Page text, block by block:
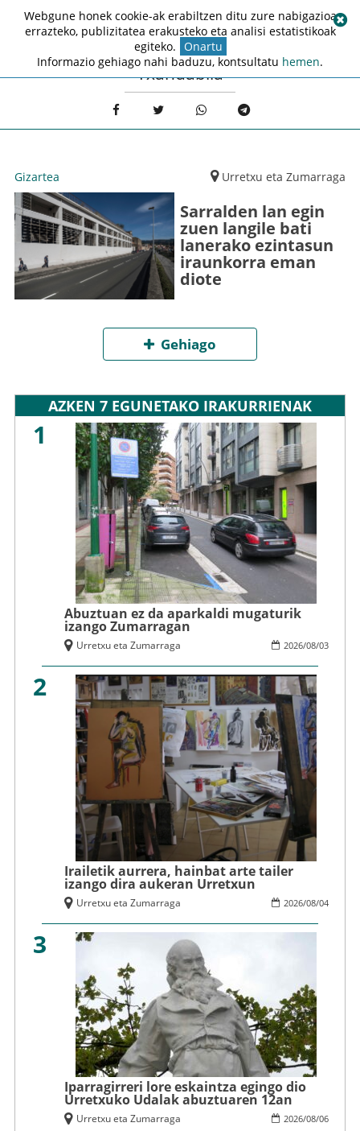
Txandabila
Gizartea Urretxu eta Zumarraga
Sarralden lan egin
zuen langile bati
lanerako ezintasun
iraunkorra eman
diote
Gehiago
AZKEN 7 EGUNETAKO IRAKURRIENAK
1
Abuztuan ez da aparkaldi mugaturik
izango Zumarragan
2026/08/03
Urretxu eta Zumarraga
2
Irailetik aurrera, hainbat arte tailer
izango dira aukeran Urretxun
2026/08/04
Urretxu eta Zumarraga
3
Iparragirreri lore eskaintza egingo dio
Urretxuko Udalak abuztuaren 12an
2026/08/06
Urretxu eta Zumarraga
Webgune honek cookie-ak erabiltzen ditu zure nabigazioa
errazteko, publizitatea erakusteko eta analisi estatistikoak
egiteko. Onartu
Informazio gehiago nahi baduzu, kontsultatu hemen.